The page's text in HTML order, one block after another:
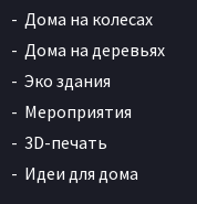
Дома на колесах
Дома на деревьях
Эко здания
Мероприятия
3D-печать
Идеи для дома